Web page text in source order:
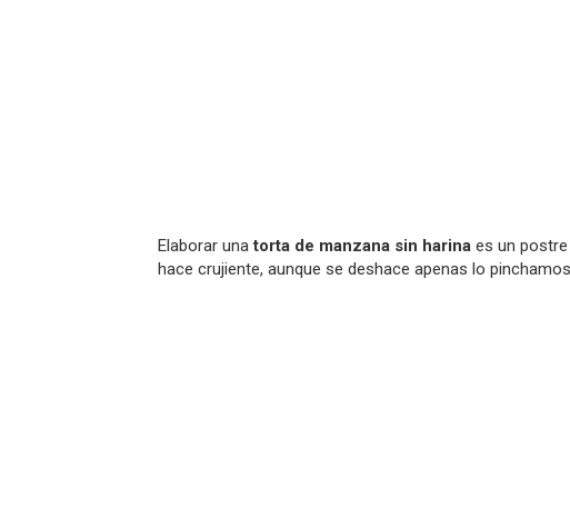
Elaborar unatorta de manzana sin harina es un
hace crujiente, aunque se deshace apenas lo